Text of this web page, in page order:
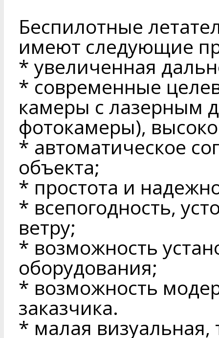
Беспилотные
имеют следующие
* увеличенная
* современные
камеры с лазерным
фотокамеры),
* автоматическое
объекта;
* простота и
* всепогодность,
ветру;
* возможность
оборудования;
* возможность
заказчика.
* малая визуальная,